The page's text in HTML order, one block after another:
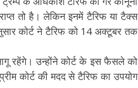
तो है। लेकिन इनमें टैरिफ या टैक्स
कोर्ट ने टैरिफ को 14 अक्टूबर तक
रहेंगे। उन्होंने कोर्ट के इस फैसले को
कोर्ट की मदद से टैरिफ का उपयोग